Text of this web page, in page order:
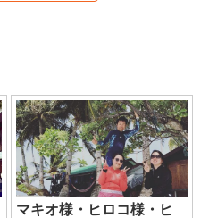
マキオ様・ヒロコ様・ヒ